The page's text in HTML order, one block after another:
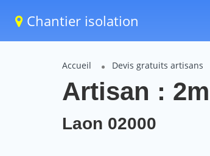
Chantier isolation
Accueil Devis gratuits artisans
Artisan :
Laon 02000